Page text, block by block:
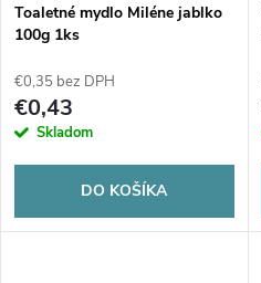
e
p
r
d
p
r
o
d
Toaletné mydlo Miléne jablko
100g 1ks
€0,35 bez DPH
€0,43
Skladom
DO KOŠÍKA